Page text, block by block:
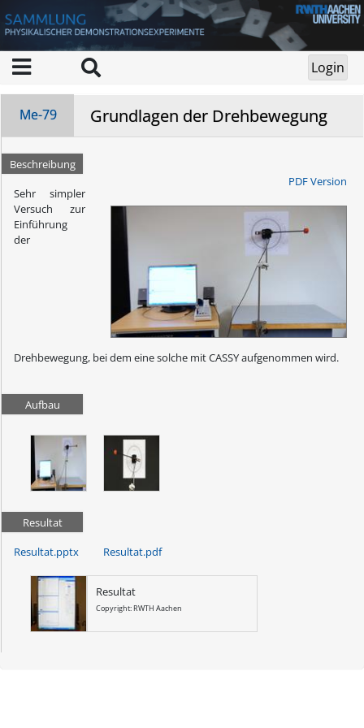
Me-79 Grundlagen der Drehbewegung
Beschreibung
PDF Version
Sehr simpler
Versuch zur
Einführung
der
Drehbewegung, bei dem eine solche mit CASSY aufgenommen wird.
Aufbau
Resultat
Resultat.pptx
Resultat.pdf
Resultat
Copyright: RWTH Aachen